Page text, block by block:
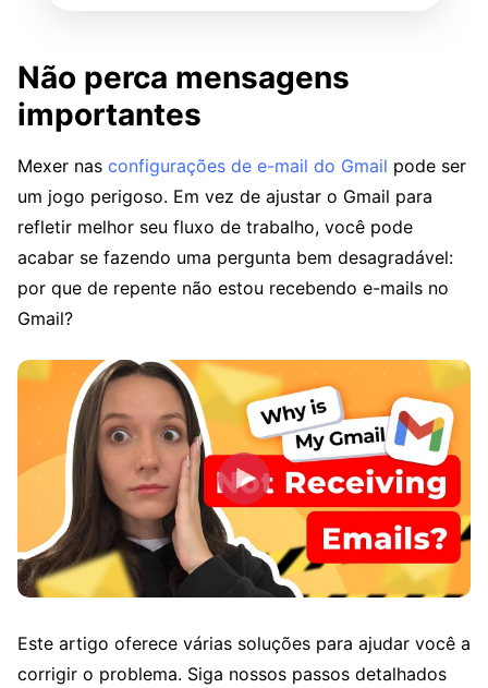
Não perca mensagens
importantes
Mexer nas configurações de e-mail do Gmail pode ser
um jogo perigoso. Em vez de ajustar o Gmail para
refletir melhor seu fluxo de trabalho, você pode
acabar se fazendo uma pergunta bem desagradável:
por que de repente não estou recebendo e-mails no
Gmail?
Este artigo oferece várias soluções para ajudar você a
corrigir o problema. Siga nossos passos detalhados